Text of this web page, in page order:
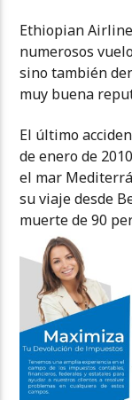
Ethiopian
numerosos
sino también
muy buena
El último
de enero de
el mar
su viaje desde
muerte de 90